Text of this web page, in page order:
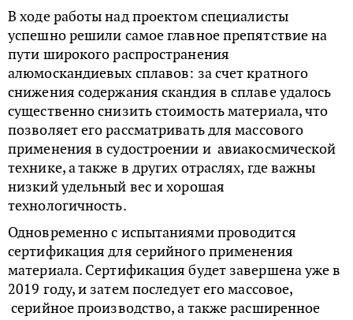
В ходе работы над проектом специалисты
успешно решили самое главное препятствие на
пути широкого распространения
алюмоскандиевых сплавов: за счет кратного
снижения содержания скандия в сплаве удалось
существенно снизить стоимость материала, что
позволяет его рассматривать для массового
применения в судостроении и авиакосмической
технике, а также в других отраслях, где важны
низкий удельный вес и хорошая
технологичность.
Одновременно с испытаниями проводится
сертификация для серийного применения
материала. Сертификация будет завершена уже в
2019 году, и затем последует его массовое,
серийное производство, а также расширенное